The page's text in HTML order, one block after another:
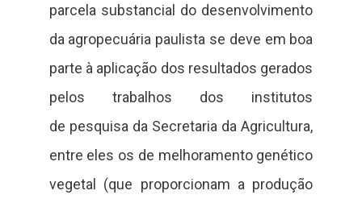
parcela substancial do desenvolvimento
da agropecuária paulista se deve em boa
parte à aplicação dos resultados gerados
pelos trabalhos dos institutos
de pesquisa da Secretaria da Agricultura,
entre eles os de melhoramento genético
vegetal (que proporcionam a produção